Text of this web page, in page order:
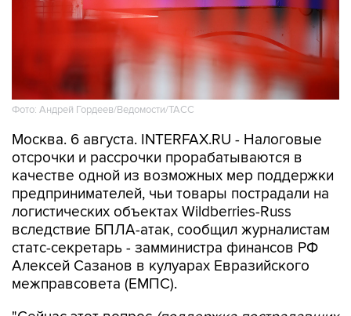
Фото: Андрей Гордеев/Ведомости/ТАСС
Москва. 6 августа. INTERFAX.RU - Налоговые
отсрочки и рассрочки прорабатываются в
качестве одной из возможных мер поддержки
предпринимателей, чьи товары пострадали на
логистических объектах Wildberries-Russ
вследствие БПЛА-атак, сообщил журналистам
статс-секретарь - замминистра финансов РФ
Алексей Сазанов в кулуарах Евразийского
межправсовета (ЕМПС).